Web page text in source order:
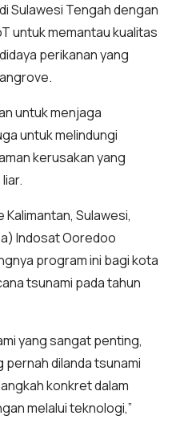
Sulawesi Tengah dengan
untuk memantau kualitas
perikanan yang
untuk menjaga
untuk melindungi
kerusakan yang
Kalimantan, Sulawesi,
Indosat Ooredoo
program ini bagi kota
tsunami pada tahun
yang sangat penting,
pernah dilanda tsunami
konkret dalam
melalui teknologi,”